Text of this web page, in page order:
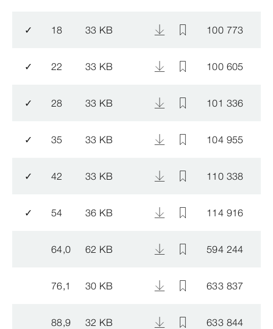
✓ 18 33 KB 100 773
✓ 22 33 KB 100 605
✓ 28 33 KB 101 336
✓ 35 33 KB 104 955
✓ 42 33 KB 110 338
✓ 54 36 KB 114 916
64,0 62 KB 594 244
76,1 30 KB 633 837
88,9 32 KB 633 844